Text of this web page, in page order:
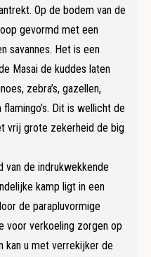
Op de bodem van de
gevormd met een
savannes. Het is een
Masai de kuddes laten
zebra’s, gazellen,
Dit is wellicht de
vrij grote zekerheid de big
van de indrukwekkende
kamp ligt in een
de parapluvormige
voor verkoeling zorgen op
kan u met verrekijker de